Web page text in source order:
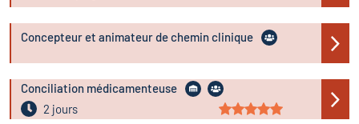
Concepteur et animateur de chemin clinique
Conciliation médicamenteuse
2 jours